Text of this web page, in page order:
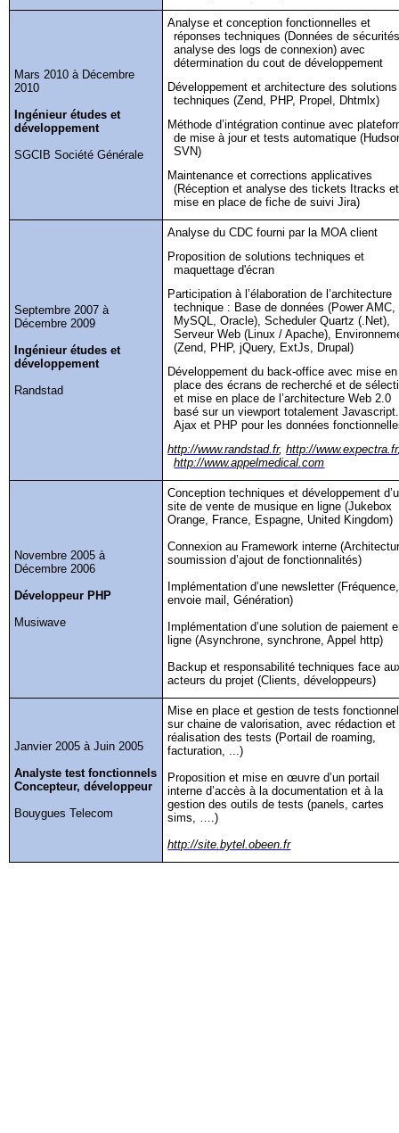
Mars 2010 à Décembre
2010
Ingénieur études et
développement
SGCIB Société Générale
Analyse et conception fonctionnelles et
réponses techniques (Données de
analyse des logs de connexion) avec
détermination du cout de développement
Développement et architecture des solutions
techniques (Zend, PHP, Propel , Dhtmlx)
Méthode d’intégration continue avec
de mise à jour et tests automatique
SVN)
Maintenance et corrections applicatives
(Réception et analyse des tickets Itracks et
mise en place de fiche de suiviJira)
Septembre 2007 à
Décembre 2009
Ingénieur études et
développement
Randstad
Analyse du CDC fourni par la MOA client
Proposition de solutions techniques et
maquettage d'écran
Participation à l’élaboration de l’architecture
technique : Base de données (Power AMC,
MySQL, Oracle),SchedulerQuartz (.Net),
Serveur Web (Linux / Apache),
(Zend, PHP,jQuery, ExtJs, Drupal)
Développement du back-office avec mise en
place des écrans de recherché et de
et mise en place de l’architecture Web 2.0
basé sur unviewport totalementJavascript.
Ajax et PHP pour les données
http://www.randstad.fr,http://www.expectra.fr
http://www.appelmedical.com
Novembre 2005 à
Décembre 2006
Développeur PHP
Musiwave
Conception techniques et développement
site de vente de musique en ligne (Jukebox
Orange, France, Espagne, United Kingdom)
Connexion au Framework interne
soumission d’ajout de fonctionnalités)
Implémentation d’une newsletter (Fréquence,
envoie mail, Génération)
Implémentation d’une solution de paiement
ligne (Asynchrone, synchrone, Appel http)
Backup et responsabilité techniques face
acteurs du projet (Clients, développeurs)
Janvier 2005 à Juin 2005
Analyste test fonctionnels
Concepteur, développeur
Bouygues Telecom
Mise en place et gestion de tests
sur chaine de valorisation, avec rédaction et
réalisation des tests (Portail deroaming,
facturation, ...)
Proposition et mise en œuvre d’un portail
interne d’accès à la documentation et à la
gestion des outils de tests (panels, cartes
sims, ….)
http://site.bytel.obeen.fr